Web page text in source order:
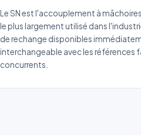
Le SN est l'accouplement à
le plus largement utilisé dans
de rechange disponibles
interchangeable avec les références
concurrents.